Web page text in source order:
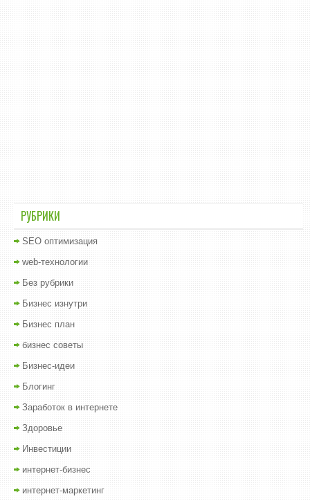
РУБРИКИ
SEO оптимизация
web-технологии
Без рубрики
Бизнес изнутри
Бизнес план
бизнес советы
Бизнес-идеи
Блогинг
Заработок в интернете
Здоровье
Инвестиции
интернет-бизнес
интернет-маркетинг